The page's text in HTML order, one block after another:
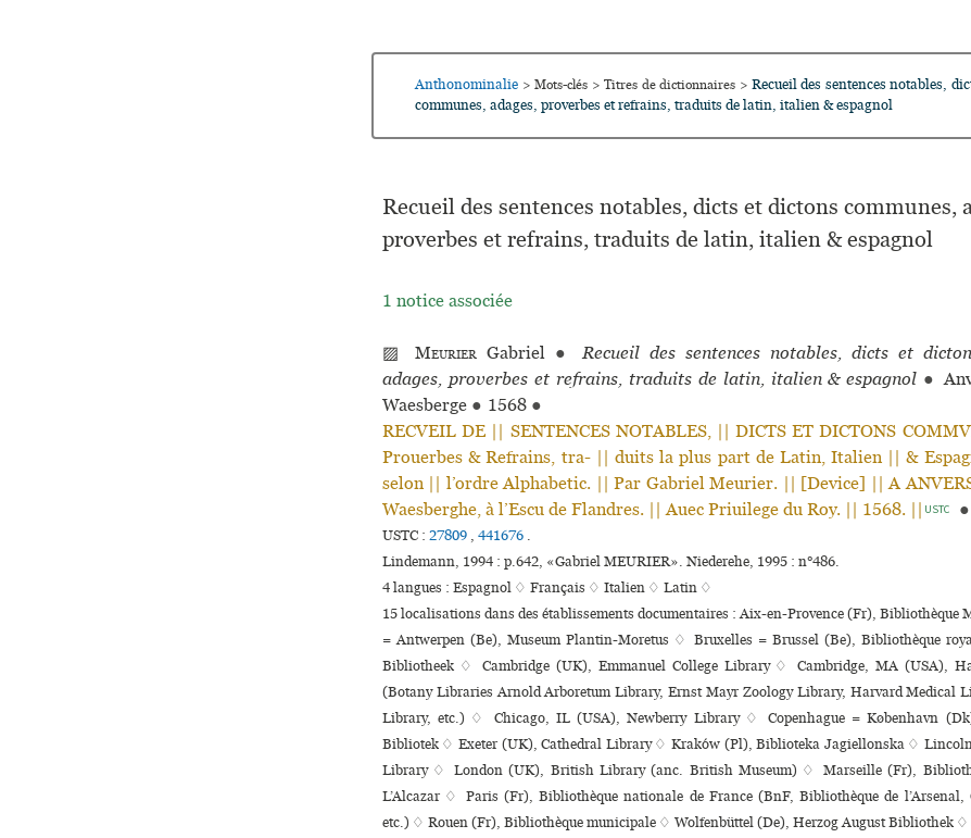
Anthonominalie > Mots-clés > Titres de dictionnaires > Recueil des sentences notables,
communes, adages, proverbes et refrains, traduits de latin, italien & espagnol
Recueil des sentences notables, dicts et dictons communes,
proverbes et refrains, traduits de latin, italien & espagnol
1 notice associée
▨ Meurier Gabriel ●
Recueil des sentences notables, dicts et
adages, proverbes et refrains, traduits de latin, italien & espagnol ●
Waesberge ● 1568 ●
RECVEIL DE || SENTENCES NOTABLES, || DICTS ET DICTONS
Prouerbes & Refrains, tra- || duits la plus part de Latin, Italien || &
selon || l’ordre Alphabetic. || Par Gabriel Meurier. || [Device] || A
Waesberghe, à l’Escu de Flandres. || Auec Priuilege du Roy. || 1568. || USTC ●
USTC : 27809 , 441676 .
Lindemann, 1994 : p.642, «Gabriel MEURIER». Niederehe, 1995 : n°486.
4 langues : Espagnol ♢ Français ♢ Italien ♢ Latin ♢
15 localisations dans des établissements documentaires : Aix-en-Provence (Fr), Bibliothèque
= Antwerpen (Be), Museum Plantin-Moretus ♢ Bruxelles = Brussel (Be), Bibliothèque
Bibliotheek ♢ Cambridge (UK), Emmanuel College Library ♢ Cambridge, MA (USA),
(Botany Libraries Arnold Arboretum Library, Ernst Mayr Zoology Library, Harvard Medical
Library, etc.) ♢ Chicago, IL (USA), Newberry Library ♢ Copenhague = København
Bibliotek ♢ Exeter (UK), Cathedral Library ♢ Kraków (Pl), Biblioteka Jagiellonska ♢
Library ♢ London (UK), British Library (anc. British Museum) ♢ Marseille (Fr),
L’Alcazar ♢ Paris (Fr), Bibliothèque nationale de France (BnF, Bibliothèque de l’Arsenal,
etc.) ♢ Rouen (Fr), Bibliothèque muni­ci­pale ♢ Wolfenbüttel (De), Herzog August Bibliothek ♢